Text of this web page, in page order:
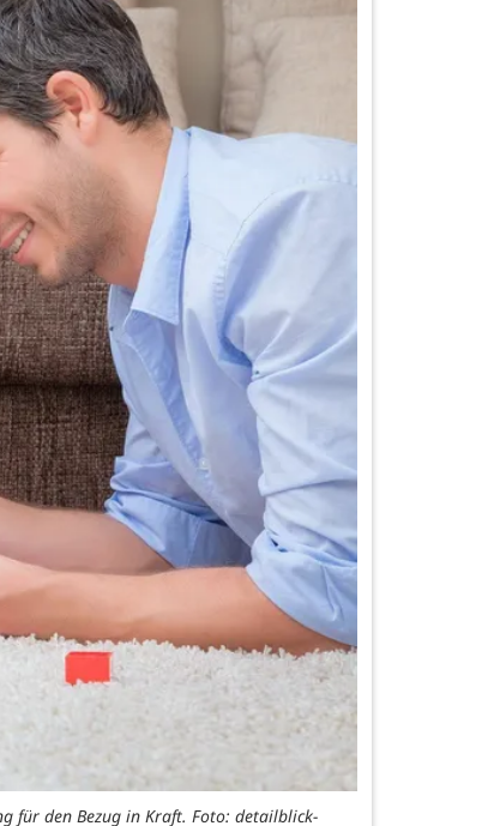
für den Bezug in Kraft. Foto: detailblick-